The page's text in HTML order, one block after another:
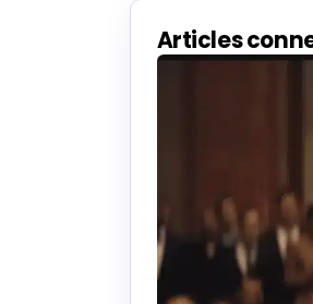
Articles